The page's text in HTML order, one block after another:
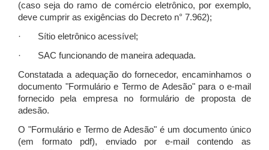
(caso seja do ramo de comércio eletrônico, por exemplo,
deve cumprir as exigências do Decreto n° 7.962);
· Sítio eletrônico acessível;
· SAC funcionando de maneira adequada.
Constatada a adequação do fornecedor, encaminhamos o
documento "Formulário e Termo de Adesão" para o e-mail
fornecido pela empresa no formulário de proposta de
adesão.
O "Formulário e Termo de Adesão" é um documento único
(em formato pdf), enviado por e-mail contendo as